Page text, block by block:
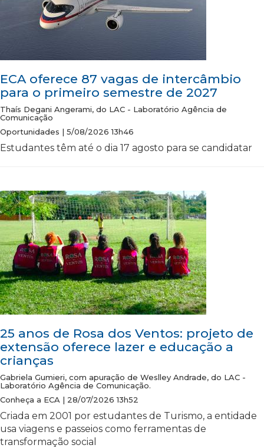
ECA oferece 87 vagas de intercâmbio
para o primeiro semestre de 2027
Thaís Degani Angerami, do LAC - Laboratório Agência de
Comunicação
Oportunidades | 5/08/2026 13h46
Estudantes têm até o dia 17 agosto para se candidatar
25 anos de Rosa dos Ventos: projeto de
extensão oferece lazer e educação a
crianças
Gabriela Gumieri, com apuração de Weslley Andrade, do LAC -
Laboratório Agência de Comunicação.
Conheça a ECA | 28/07/2026 13h52
Criada em 2001 por estudantes de Turismo, a entidade
usa viagens e passeios como ferramentas de
transformação social